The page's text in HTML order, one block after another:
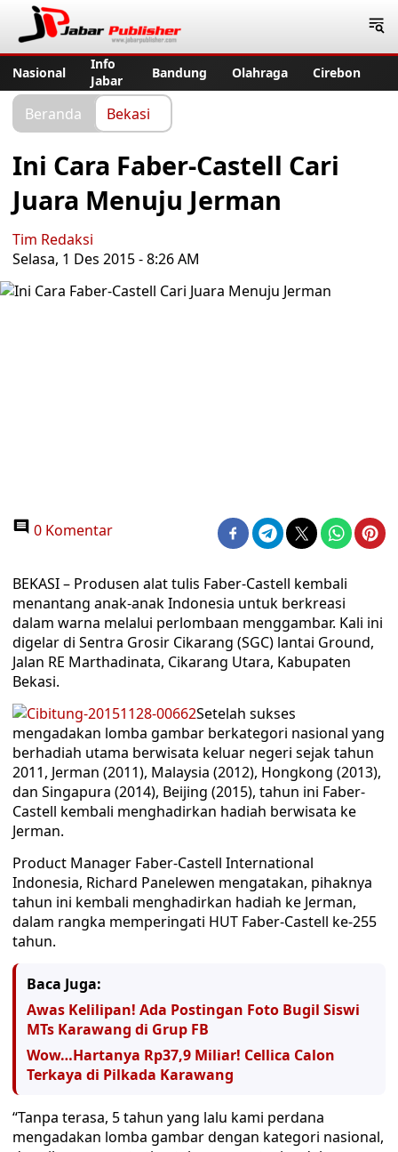
Nasional
Info
Jabar
Bandung Olahraga Cirebon
Beranda Bekasi
Ini Cara Faber-Castell Cari
Juara Menuju Jerman
Tim Redaksi
Selasa, 1 Des 2015 - 8:26 AM
0 Komentar
BEKASI – Produsen alat tulis Faber-Castell kembali
menantang anak-anak Indonesia untuk berkreasi
dalam warna melalui perlombaan menggambar. Kali ini
digelar di Sentra Grosir Cikarang (SGC) lantai Ground,
Jalan RE Marthadinata, Cikarang Utara, Kabupaten
Bekasi.
Setelah sukses
mengadakan lomba gambar berkategori nasional yang
berhadiah utama berwisata keluar negeri sejak tahun
2011, Jerman (2011), Malaysia (2012), Hongkong (2013),
dan Singapura (2014), Beijing (2015), tahun ini Faber-
Castell kembali menghadirkan hadiah berwisata ke
Jerman.
Product Manager Faber-Castell International
Indonesia, Richard Panelewen mengatakan, pihaknya
tahun ini kembali menghadirkan hadiah ke Jerman,
dalam rangka memperingati HUT Faber-Castell ke-255
tahun.
Baca Juga:
Awas Kelilipan! Ada Postingan Foto Bugil Siswi
MTs Karawang di Grup FB
Wow…Hartanya Rp37,9 Miliar! Cellica Calon
Terkaya di Pilkada Karawang
“Tanpa terasa, 5 tahun yang lalu kami perdana
mengadakan lomba gambar dengan kategori nasional,